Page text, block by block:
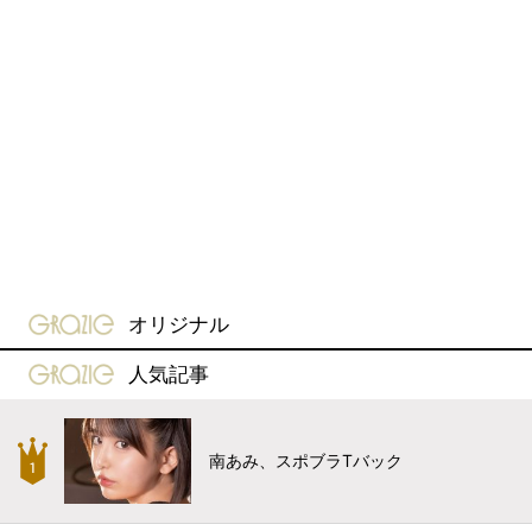
gravure-grazie
オリジナル
gravure-grazie
人気記事
南あみ、スポブラTバック